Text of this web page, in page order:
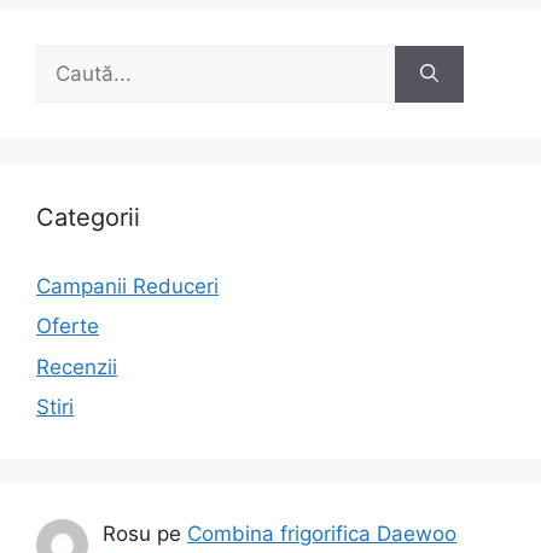
după:
Categorii
Campanii Reduceri
Oferte
Recenzii
Stiri
Rosu pe Combina frigorifica Daewoo